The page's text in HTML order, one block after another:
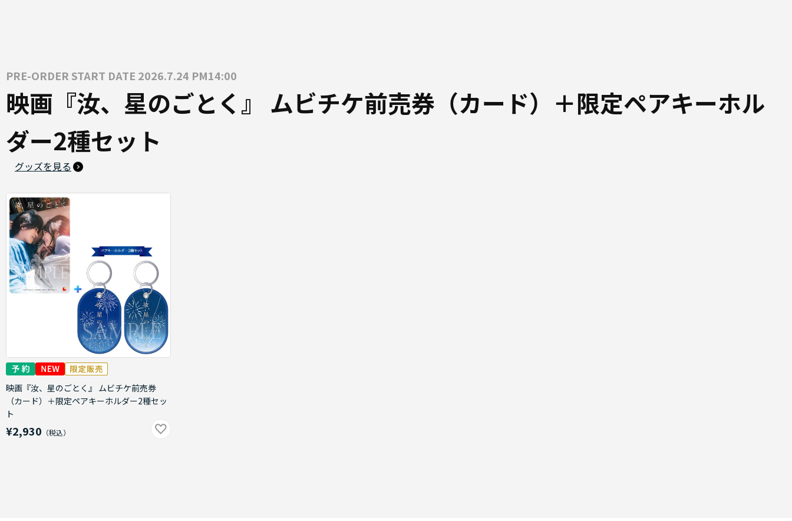
PRE-ORDER START DATE 2026.7.24 PM14:00
映画『汝、星のごとく』 ムビチケ前売券（カード）＋限定ペアキーホル
ダー2種セット
グッズを見る
映画『汝、星のごとく』 ムビチケ前売券
（カード）＋限定ペアキーホルダー2種セッ
ト
¥2,930